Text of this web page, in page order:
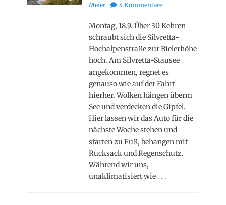
on
Meier
4 Kommentare
Montag, 18.9. Über 30 Kehren
schraubt sich die Silvretta-
Hochalpenstraße zur Bielerhöhe
hoch. Am Silvretta-Stausee
angekommen, regnet es
genauso wie auf der Fahrt
hierher. Wolken hängen überm
See und verdecken die Gipfel.
Hier lassen wir das Auto für die
nächste Woche stehen und
starten zu Fuß, behangen mit
Rucksack und Regenschutz.
Während wir uns,
unaklimatisiert wie . . .